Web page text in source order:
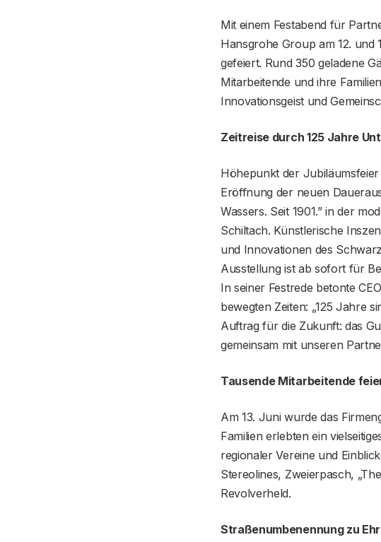
Mit einem Festabend für
Hansgrohe Group am 12. und
gefeiert. Rund 350 geladene
Mitarbeitende und ihre
Innovationsgeist und
Zeitreise durch 125 Jahre
Höhepunkt der
Eröffnung der neuen
Wassers. Seit 1901.” in der
Schiltach. Künstlerische
und Innovationen des
Ausstellung ist ab sofort für
In seiner Festrede betonte
bewegten Zeiten: „125 Jahre
Auftrag für die Zukunft: das
gemeinsam mit unseren
Tausende Mitarbeitende
Am 13. Juni wurde das
Familien erlebten ein
regionaler Vereine und
Stereolines, Zweierpasch,
Revolverheld.
Straßenumbenennung zu